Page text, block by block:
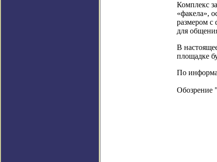
Комплекс
«факела»,
размером с
для
В
площадке
По
Обозрение